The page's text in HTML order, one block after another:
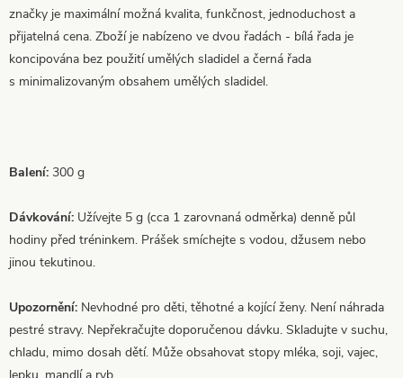
značky je maximální možná kvalita, funkčnost, jednoduchost a
přijatelná cena. Zboží je nabízeno ve dvou řadách - bílá řada je
koncipována bez použití umělých sladidel a černá řada
s minimalizovaným obsahem umělých sladidel.
Balení: 300 g
Dávkování: Užívejte 5 g (cca 1 zarovnaná odměrka) denně půl
hodiny před tréninkem. Prášek smíchejte s vodou, džusem nebo
jinou tekutinou.
Upozornění: Nevhodné pro děti, těhotné a kojící ženy. Není náhrada
pestré stravy. Nepřekračujte doporučenou dávku. Skladujte v suchu,
chladu, mimo dosah dětí. Může obsahovat stopy mléka, soji, vajec,
lepku, mandlí a ryb.